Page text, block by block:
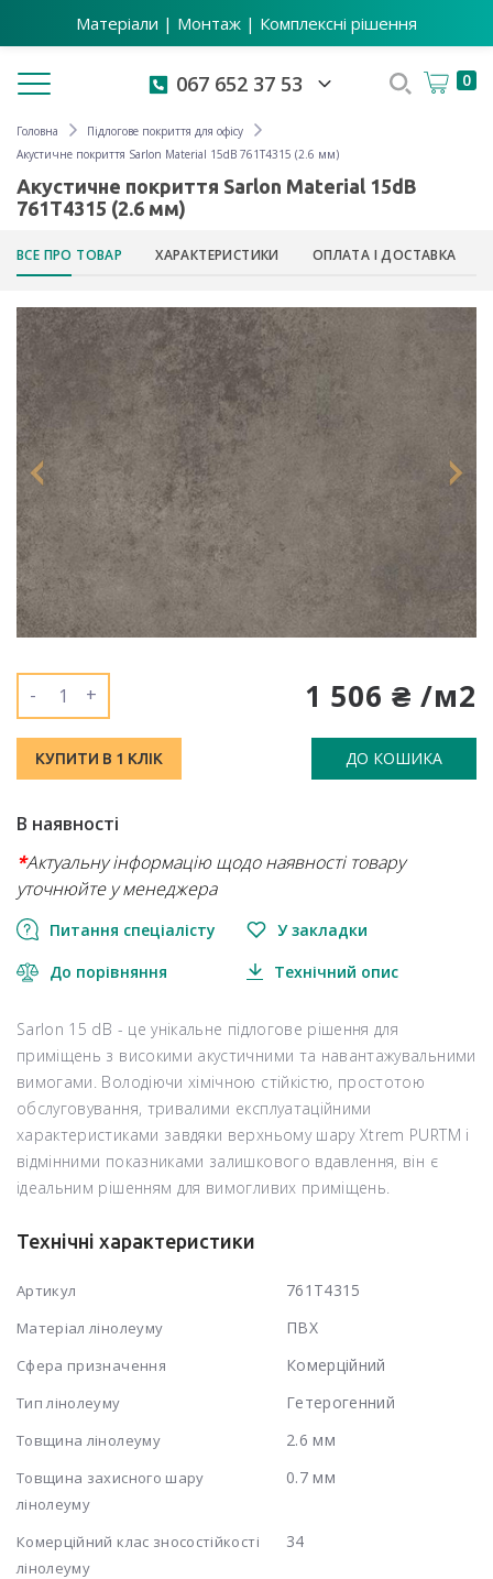
Матеріали | Монтаж | Комплексні рішення
Toggle navigation 067 652 37 53 0
Головна
Підлогове покриття для офісу
Акустичне покриття Sarlon Material 15dB 761T4315 (2.6 мм)
Акустичне покриття Sarlon Material 15dB
761T4315 (2.6 мм)
ВСЕ ПРО ТОВАР ХАРАКТЕРИСТИКИ ОПЛАТА І ДОСТАВКА
1 506 ₴ /м2
- +
КУПИТИ В 1 КЛІК ДО КОШИКА
В наявності
*Актуальну інформацію щодо наявності товару
уточнюйте у менеджера
Питання спеціалісту У закладки
До порівняння Технічний опис
Sarlon 15 dB - це унікальне підлогове рішення для
приміщень з високими акустичними та навантажувальними
вимогами. Володіючи хімічною стійкістю, простотою
обслуговування, тривалими експлуатаційними
характеристиками завдяки верхньому шару Xtrem PURTM і
відмінними показниками залишкового вдавлення, він є
ідеальним рішенням для вимогливих приміщень.
Технічні характеристики
Артикул 761T4315
Матеріал лінолеуму ПВХ
Сфера призначення Комерційний
Тип лінолеуму Гетерогенний
Товщина лінолеуму 2.6 мм
Товщина захисного шару
лінолеуму
0.7 мм
Комерційний клас зносостійкості
лінолеуму
34